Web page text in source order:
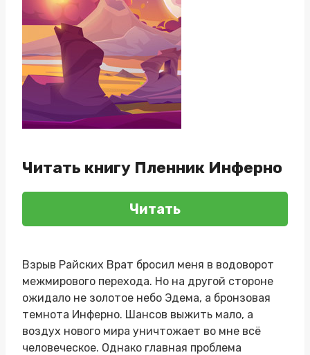
Читать книгу Пленник Инферно
Читать
Взрыв Райских Врат бросил меня в водоворот
межмирового перехода. Но на другой стороне
ожидало не золотое небо Эдема, а бронзовая
темнота Инферно. Шансов выжить мало, а
воздух нового мира уничтожает во мне всё
человеческое. Однако главная проблема